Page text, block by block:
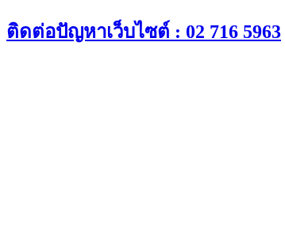
Skip
to
ติดต่อปัญหาเว็บไซต์ : 02 716 5963